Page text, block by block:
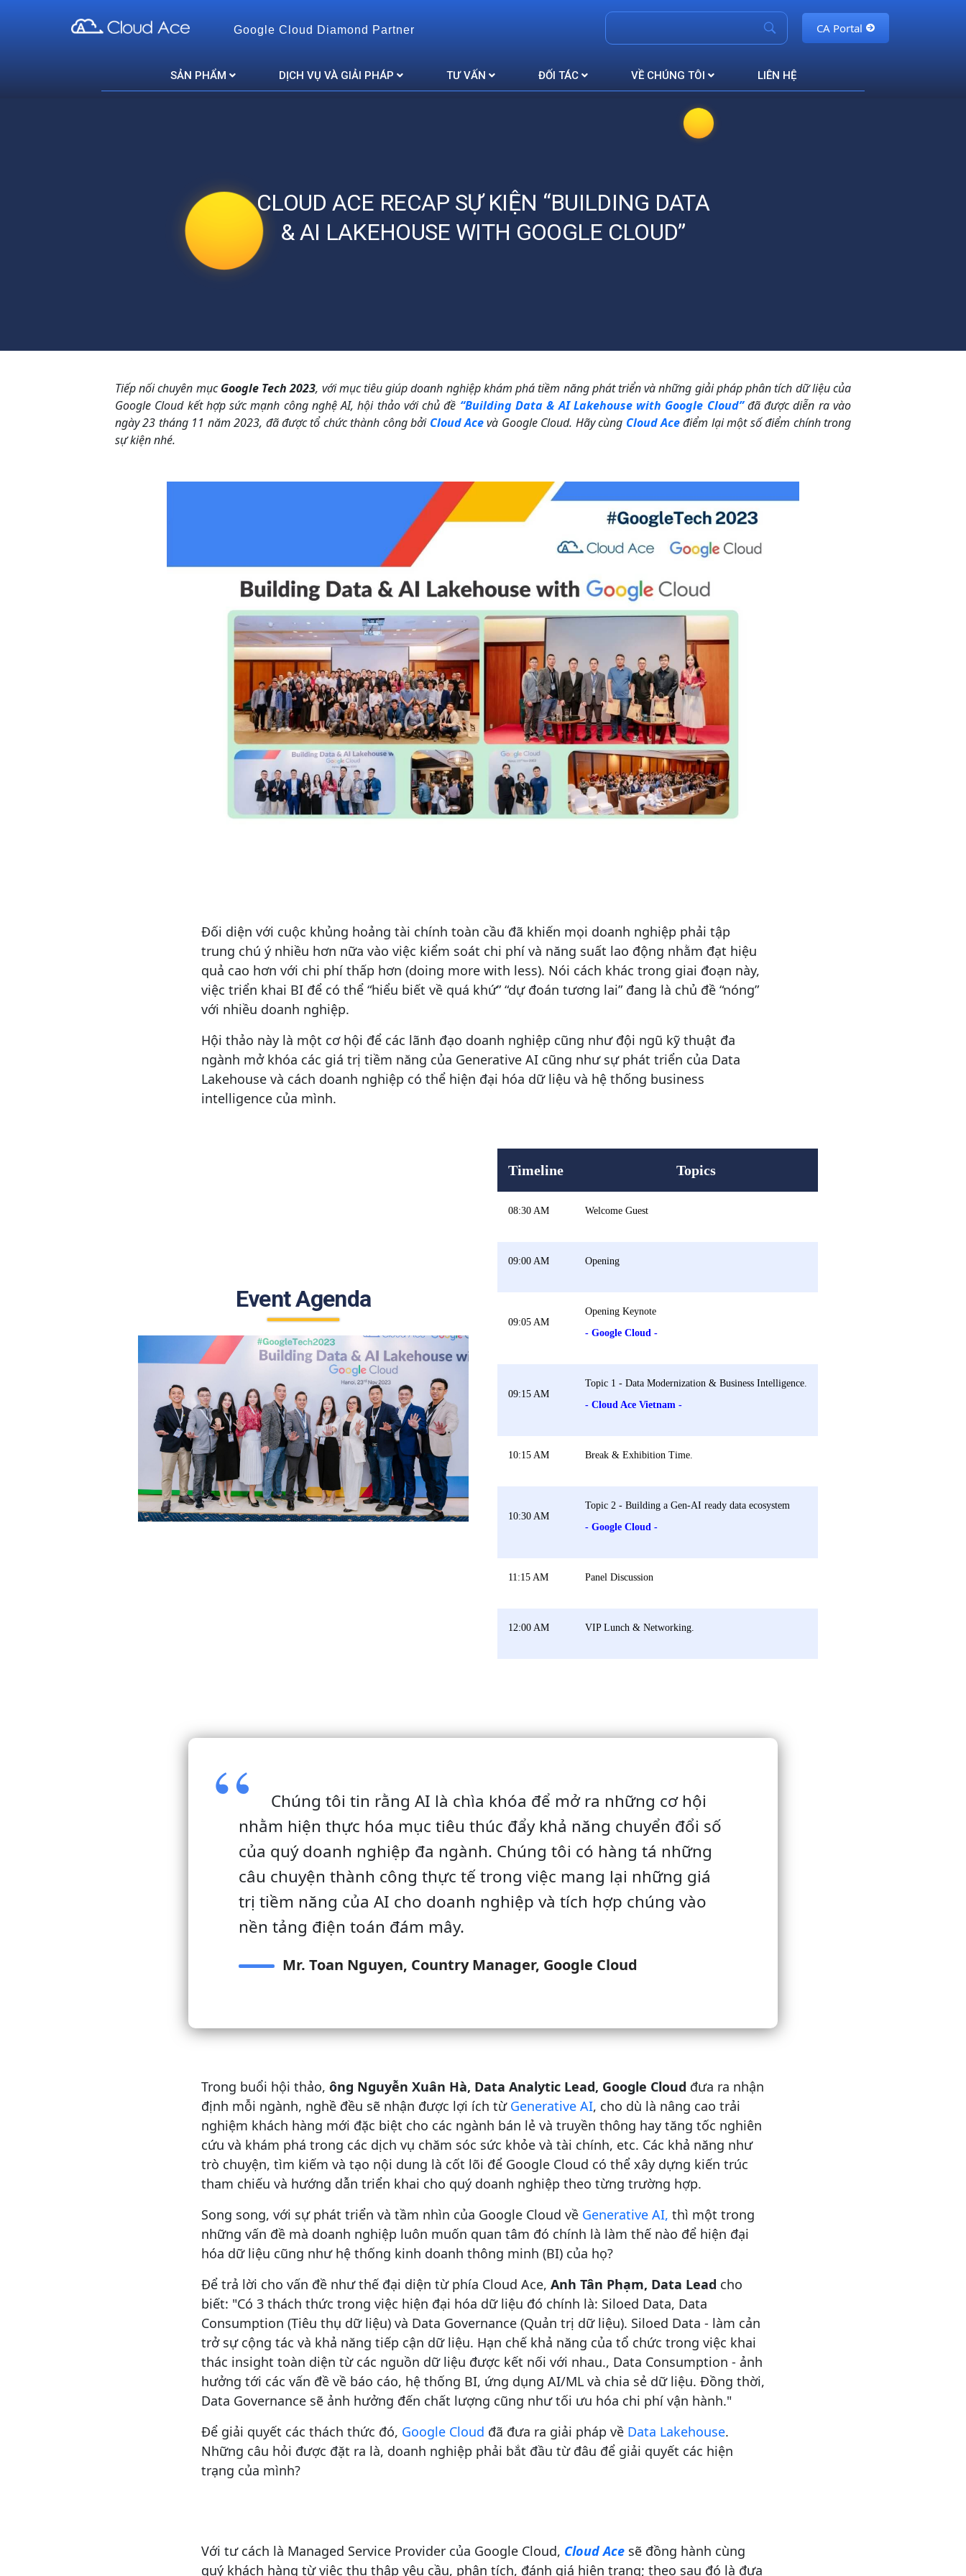
Google Cloud Diamond Partner CA Portal
SẢN PHẨM DỊCH VỤ VÀ GIẢI PHÁP TƯ VẤN ĐỐI TÁC VỀ CHÚNG TÔI LIÊN HỆ
CLOUD ACE RECAP SỰ KIỆN “BUILDING DATA
& AI LAKEHOUSE WITH GOOGLE CLOUD”
Tiếp nối chuyên mụcGoogle Tech 2023, với mục tiêu giúp doanh nghiệp khám phá tiềm năng phát triển và những giải pháp phân tích dữ liệu của
Google Cloud kết hợp sức mạnh công nghệ AI, hội thảo với chủ đề “Building Data & AI Lakehouse with Google Cloud”đã được diễn ra vào
ngày 23 tháng 11 năm 2023, đã được tổ chức thành công bởi Cloud Ace và Google Cloud. Hãy cùng Cloud Ace điểm lại một số điểm chính trong
sự kiện nhé.
Đối diện với cuộc khủng hoảng tài chính toàn cầu đã khiến mọi doanh nghiệp phải tập
trung chú ý nhiều hơn nữa vào việc kiểm soát chi phí và năng suất lao động nhằm đạt hiệu
quả cao hơn với chi phí thấp hơn (doing more with less). Nói cách khác trong giai đoạn này,
việc triển khai BI để có thể “hiểu biết về quá khứ” “dự đoán tương lai” đang là chủ đề “nóng”
với nhiều doanh nghiệp.
Hội thảo này là một cơ hội để các lãnh đạo doanh nghiệp cũng như đội ngũ kỹ thuật đa
ngành mở khóa các giá trị tiềm năng của Generative AI cũng như sự phát triển của Data
Lakehouse và cách doanh nghiệp có thể hiện đại hóa dữ liệu và hệ thống business
intelligence của mình.
Event Agenda
Timeline Topics
08:30 AM Welcome Guest
09:00 AM Opening
09:05 AM
Opening Keynote
- Google Cloud -
09:15 AM
Topic 1 - Data Modernization & Business Intelligence.
- Cloud Ace Vietnam -
10:15 AM Break & Exhibition Time.
10:30 AM
Topic 2 - Building a Gen-AI ready data ecosystem
- Google Cloud -
11:15 AM Panel Discussion
12:00 AM VIP Lunch & Networking.
Chúng tôi tin rằng AI là chìa khóa để mở ra những cơ hội
nhằm hiện thực hóa mục tiêu thúc đẩy khả năng chuyển đổi số
của quý doanh nghiệp đa ngành. Chúng tôi có hàng tá những
câu chuyện thành công thực tế trong việc mang lại những giá
trị tiềm năng của AI cho doanh nghiệp và tích hợp chúng vào
nền tảng điện toán đám mây.
Mr. Toan Nguyen, Country Manager, Google Cloud
Trong buổi hội thảo, ông Nguyễn Xuân Hà, Data Analytic Lead, Google Cloud đưa ra nhận
định mỗi ngành, nghề đều sẽ nhận được lợi ích từ Generative AI, cho dù là nâng cao trải
nghiệm khách hàng mới đặc biệt cho các ngành bán lẻ và truyền thông hay tăng tốc nghiên
cứu và khám phá trong các dịch vụ chăm sóc sức khỏe và tài chính, etc. Các khả năng như
trò chuyện, tìm kiếm và tạo nội dung là cốt lõi để Google Cloud có thể xây dựng kiến trúc
tham chiếu và hướng dẫn triển khai cho quý doanh nghiệp theo từng trường hợp.
Song song, với sự phát triển và tầm nhìn của Google Cloud về Generative AI, thì một trong
những vấn đề mà doanh nghiệp luôn muốn quan tâm đó chính là làm thế nào để hiện đại
hóa dữ liệu cũng như hệ thống kinh doanh thông minh (BI) của họ?
Để trả lời cho vấn đề như thế đại diện từ phía Cloud Ace, Anh Tân Phạm, Data Lead cho
biết: "Có 3 thách thức trong việc hiện đại hóa dữ liệu đó chính là: Siloed Data, Data
Consumption (Tiêu thụ dữ liệu) và Data Governance (Quản trị dữ liệu). Siloed Data - làm cản
trở sự cộng tác và khả năng tiếp cận dữ liệu. Hạn chế khả năng của tổ chức trong việc khai
thác insight toàn diện từ các nguồn dữ liệu được kết nối với nhau., Data Consumption - ảnh
hưởng tới các vấn đề về báo cáo, hệ thống BI, ứng dụng AI/ML và chia sẻ dữ liệu. Đồng thời,
Data Governance sẽ ảnh hưởng đến chất lượng cũng như tối ưu hóa chi phí vận hành."
Để giải quyết các thách thức đó, Google Cloud đã đưa ra giải pháp về Data Lakehouse.
Những câu hỏi được đặt ra là, doanh nghiệp phải bắt đầu từ đâu để giải quyết các hiện
trạng của mình?
Với tư cách là Managed Service Provider của Google Cloud, Cloud Ace sẽ đồng hành cùng
quý khách hàng từ việc thu thập yêu cầu, phân tích, đánh giá hiện trạng; theo sau đó là đưa